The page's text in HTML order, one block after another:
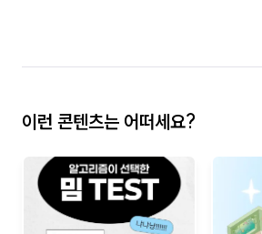
이런 콘텐츠는 어떠세요?